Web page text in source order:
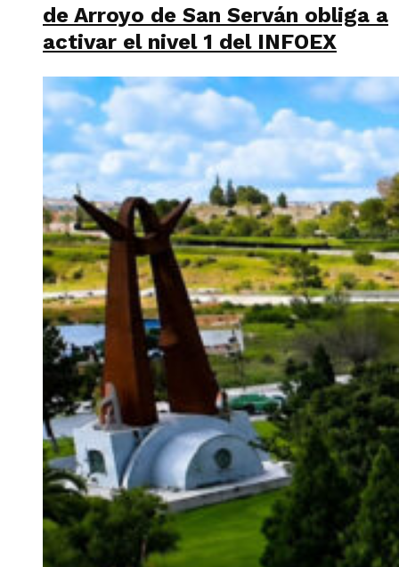
de Arroyo de San Serván obliga a
activar el nivel 1 del INFOEX